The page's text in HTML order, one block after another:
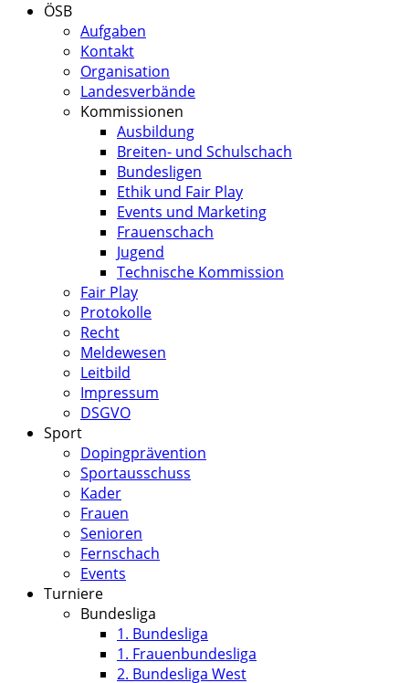
ÖSB
Aufgaben
Kontakt
Organisation
Landesverbände
Kommissionen
Ausbildung
Breiten- und Schulschach
Bundesligen
Ethik und Fair Play
Events und Marketing
Frauenschach
Jugend
Technische Kommission
Fair Play
Protokolle
Recht
Meldewesen
Leitbild
Impressum
DSGVO
Sport
Dopingprävention
Sportausschuss
Kader
Frauen
Senioren
Fernschach
Events
Turniere
Bundesliga
1. Bundesliga
1. Frauenbundesliga
2. Bundesliga West